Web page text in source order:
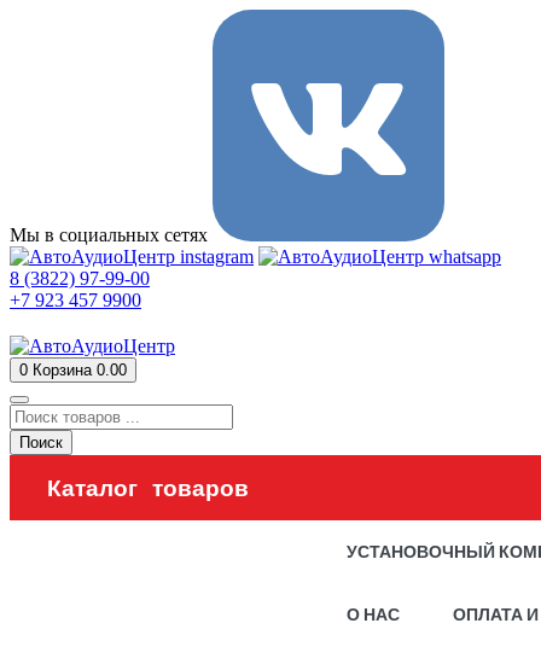
Мы в социальных сетях
8 (3822) 97-99-00
+7 923 457 9900
0 Корзина 0.00
Поиск
Каталог товаров
УСТАНОВОЧНЫЙ
О НАС ОПЛАТА